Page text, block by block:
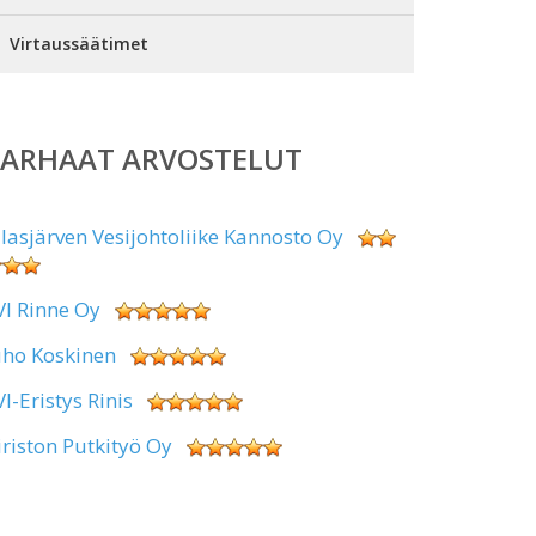
Virtaussäätimet
ARVOSTELUT
Vesijohtoliike Kannosto Oy
Rinne Oy
Koskinen
Eristys Rinis
Putkityö Oy